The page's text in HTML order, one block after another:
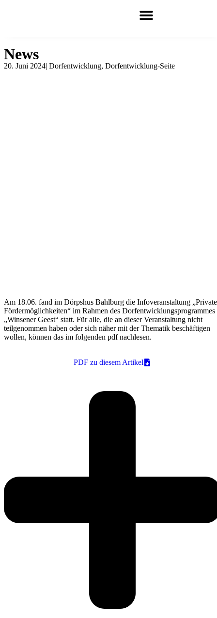
News
20. Juni 2024| Dorfentwicklung, Dorfentwicklung-Seite
Am 18.06. fand im Dörpshus Bahlburg die Infoveranstaltung „Private
Fördermöglichkeiten“ im Rahmen des Dorfentwicklungsprogrammes
„Winsener Geest“ statt. Für alle, die an dieser Veranstaltung nicht
teilgenommen haben oder sich näher mit der Thematik beschäftigen
wollen, können das im folgenden pdf nachlesen.
PDF zu diesem Artikel